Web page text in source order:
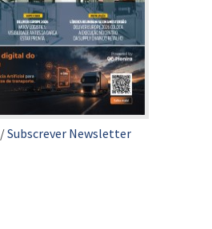
/Subscrever Newsletter